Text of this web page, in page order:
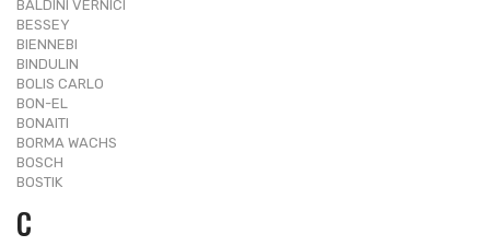
BALDINI VERNICI
BESSEY
BIENNEBI
BINDULIN
BOLIS CARLO
BON-EL
BONAITI
BORMA WACHS
BOSCH
BOSTIK
C